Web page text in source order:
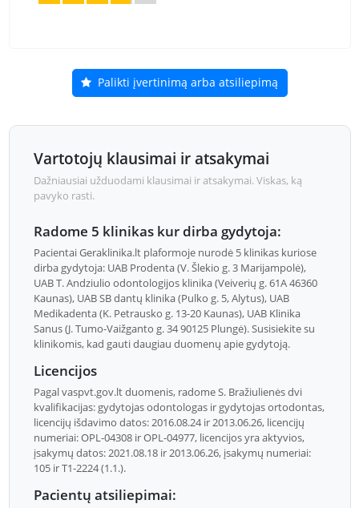
Palikti įvertinimą arba atsiliepimą
Vartotojų klausimai ir atsakymai
Dažniausiai užduodami klausimai ir atsakymai. Viskas, ką
pavyko rasti.
Radome 5 klinikas kur dirba gydytoja:
Pacientai Geraklinika.lt plaformoje nurodė 5 klinikas kuriose
dirba gydytoja: UAB Prodenta (V. Šlekio g. 3 Marijampolė),
UAB T. Andziulio odontologijos klinika (Veiverių g. 61A 46360
Kaunas), UAB SB dantų klinika (Pulko g. 5, Alytus), UAB
Medikadenta (K. Petrausko g. 13-20 Kaunas), UAB Klinika
Sanus (J. Tumo-Vaižganto g. 34 90125 Plungė). Susisiekite su
klinikomis, kad gauti daugiau duomenų apie gydytoją.
Licencijos
Pagal vaspvt.gov.lt duomenis, radome S. Bražiulienės dvi
kvalifikacijas: gydytojas odontologas ir gydytojas ortodontas,
licencijų išdavimo datos: 2016.08.24 ir 2013.06.26, licencijų
numeriai: OPL-04308 ir OPL-04977, licencijos yra aktyvios,
įsakymų datos: 2021.08.18 ir 2013.06.26, įsakymų numeriai:
105 ir T1-2224 (1.1.).
Pacientų atsiliepimai: